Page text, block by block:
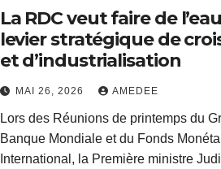
La RDC veut faire de
levier stratégique de
et d’industrialisation
MAI 26, 2026 AMEDEE
Lors des Réunions de printemps du
Banque Mondiale et du Fonds
International, la Première ministre